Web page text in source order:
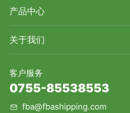
产品中心
关于我们
客户服务
0755-85538553
fba@fbashipping.com